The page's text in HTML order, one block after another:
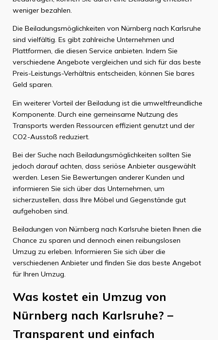
weniger bezahlen.
Die Beiladungsmöglichkeiten von Nürnberg nach Karlsruhe
sind vielfältig. Es gibt zahlreiche Unternehmen und
Plattformen, die diesen Service anbieten. Indem Sie
verschiedene Angebote vergleichen und sich für das beste
Preis-Leistungs-Verhältnis entscheiden, können Sie bares
Geld sparen.
Ein weiterer Vorteil der Beiladung ist die umweltfreundliche
Komponente. Durch eine gemeinsame Nutzung des
Transports werden Ressourcen effizient genutzt und der
CO2-Ausstoß reduziert.
Bei der Suche nach Beiladungsmöglichkeiten sollten Sie
jedoch darauf achten, dass seriöse Anbieter ausgewählt
werden. Lesen Sie Bewertungen anderer Kunden und
informieren Sie sich über das Unternehmen, um
sicherzustellen, dass Ihre Möbel und Gegenstände gut
aufgehoben sind.
Beiladungen von Nürnberg nach Karlsruhe bieten Ihnen die
Chance zu sparen und dennoch einen reibungslosen
Umzug zu erleben. Informieren Sie sich über die
verschiedenen Anbieter und finden Sie das beste Angebot
für Ihren Umzug.
Was kostet ein Umzug von
Nürnberg nach Karlsruhe? –
Transparent und einfach